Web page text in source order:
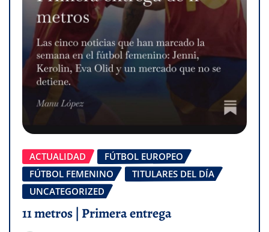
ACTUALIDAD
FÚTBOL EUROPEO
FÚTBOL FEMENINO
TITULARES DEL DÍA
UNCATEGORIZED
11 metros | Primera entrega